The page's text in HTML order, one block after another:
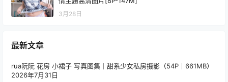
3月28日
最新文章
rua阮阮 花房 小裙子 写真图集｜甜系少女私房摄影（54P｜661MB）
2026年7月31日